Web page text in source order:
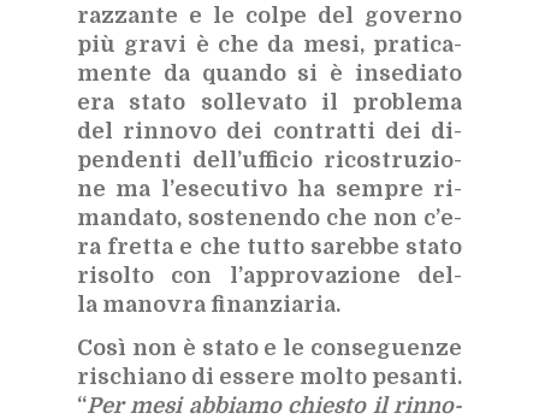
raz­zan­te e le col­pe del go­ver­no
più gra­vi è che da mesi, pra­ti­ca­
men­te da quan­do si è in­se­dia­to
era sta­to sol­le­va­to il pro­ble­ma
del rin­no­vo dei con­trat­ti dei di­
pen­den­ti del­l’uf­fi­cio ri­co­stru­zio­
ne ma l’e­se­cu­ti­vo ha sem­pre ri­
man­da­to, so­ste­nen­do che non c’e­
ra fret­ta e che tut­to sa­reb­be sta­to
ri­sol­to con l’ap­pro­va­zio­ne del­
la ma­no­vra fi­nan­zia­ria.
Così non è sta­to e le con­se­guen­ze
ri­schia­no di es­se­re mol­to pe­san­ti.
“Per mesi ab­bia­mo chie­sto il rin­no­